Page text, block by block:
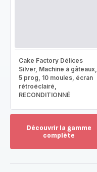
Cake Factory Délices
Silver, Machine à gâteaux,
5 prog, 10 moules, écran
rétroéclairé,
RECONDITIONNÉ
Découvrir la gamme
complète